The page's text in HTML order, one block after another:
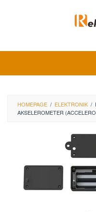
HOMEPAGE / ELEKTRONIK /
AKSELEROMETER